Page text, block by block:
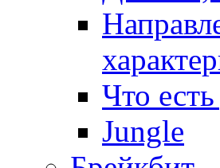
Что
Jungle